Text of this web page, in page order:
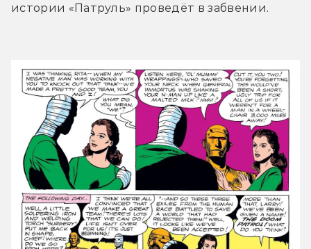
истории «Патруль» проведёт в забвении.